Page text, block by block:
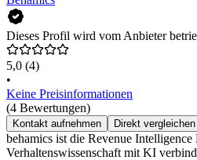
Dieses Profil wird vom Anbieter
5,0 (4)
•
Keine Preisinformationen
(4 Bewertungen)
Kontakt aufnehmen Direkt vergleichen
behamics ist die Revenue Intelligence
Verhaltenswissenschaft mit KI